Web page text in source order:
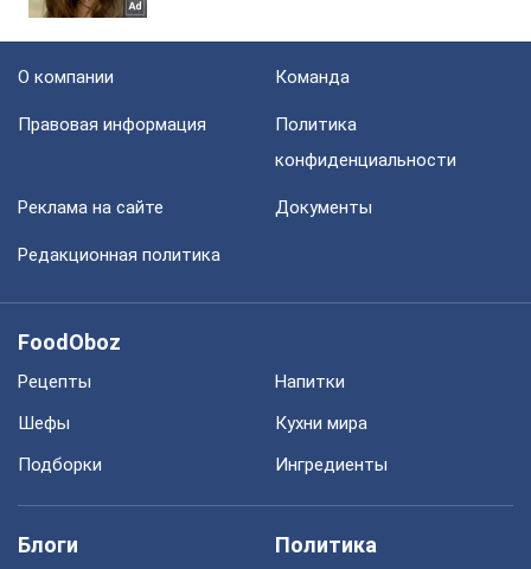
О компании Команда
Правовая информация
Политика
конфиденциальности
Реклама на сайте Документы
Редакционная политика
FoodOboz
Рецепты
Напитки
Шефы
Кухни мира
Подборки
Ингредиенты
Блоги Политика